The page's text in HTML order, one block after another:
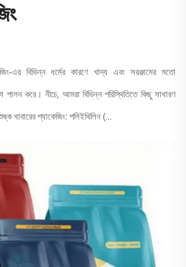
এর বিভিন্ন ধর্মের কারণে খাদ্য এবং সরঞ্জামের মতো
পালন করে। নীচে, আমরা বিভিন্ন পরিস্থিতিতে কিছু সাধারণ
খাবারের প্যাকেজিং: পলিইথিলিন (...